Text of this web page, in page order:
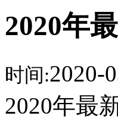
2020年
时间:2020-
2020年最